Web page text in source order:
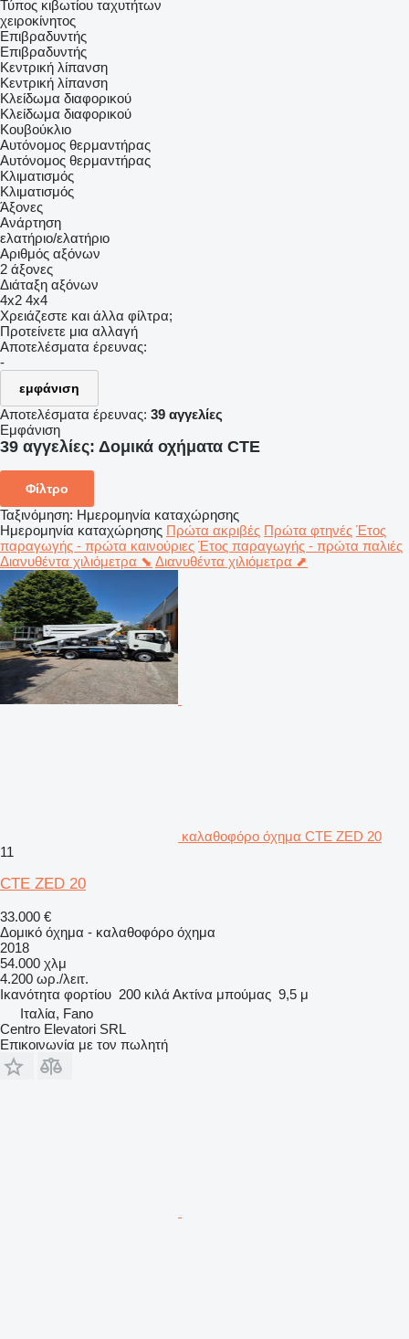
Τύπος κιβωτίου ταχυτήτων
χειροκίνητος
Επιβραδυντής
Επιβραδυντής
Κεντρική λίπανση
Κεντρική λίπανση
Κλείδωμα διαφορικού
Κλείδωμα διαφορικού
Κουβούκλιο
Αυτόνομος θερμαντήρας
Αυτόνομος θερμαντήρας
Κλιματισμός
Κλιματισμός
Άξονες
Ανάρτηση
ελατήριο/ελατήριο
Αριθμός αξόνων
2 άξονες
Διάταξη αξόνων
4x2 4x4
Χρειάζεστε και άλλα φίλτρα;
Προτείνετε μια αλλαγή
Αποτελέσματα έρευνας:
-
εμφάνιση
Αποτελέσματα έρευνας: 39 αγγελίες
Εμφάνιση
39 αγγελίες: Δομικά οχήματα CTE
Φίλτρο
Ταξινόμηση: Ημερομηνία καταχώρησης
Ημερομηνία καταχώρησης Πρώτα ακριβές Πρώτα φτηνές Έτος
παραγωγής - πρώτα καινούριες Έτος παραγωγής - πρώτα παλιές
Διανυθέντα χιλιόμετρα ⬊ Διανυθέντα χιλιόμετρα ⬈
καλαθοφόρο όχημα CTE ZED 20
11
CTE ZED 20
33.000 €
Δομικό όχημα - καλαθοφόρο όχημα
2018
54.000 χλμ
4.200 ωρ./λειτ.
Ικανότητα φορτίου 200 κιλά Ακτίνα μπούμας 9,5 μ
Ιταλία, Fano
Centro Elevatori SRL
Επικοινωνία με τον πωλητή